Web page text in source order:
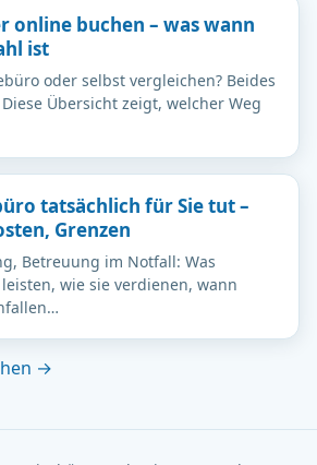
online buchen – was wann
ist
oder selbst vergleichen? Beides
Übersicht zeigt, welcher Weg
tatsächlich für Sie tut –
Grenzen
Betreuung im Notfall: Was
wie sie verdienen, wann
→